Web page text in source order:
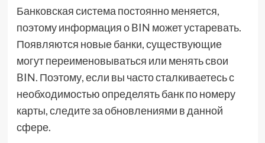
Банковская система постоянно меняется,
поэтому информация о BIN может устаревать.
Появляются новые банки, существующие
могут переименовываться или менять свои
BIN. Поэтому, если вы часто сталкиваетесь с
необходимостью определять банк по номеру
карты, следите за обновлениями в данной
сфере.